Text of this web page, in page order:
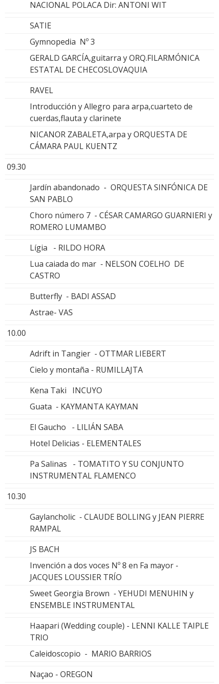
NACIONAL POLACA Dir: ANTONI WIT
SATIE
Gymnopedia Nº 3
GERALD GARCÍA,guitarra y ORQ.FILARMÓNICA
ESTATAL DE CHECOSLOVAQUIA
RAVEL
Introducción y Allegro para arpa,cuarteto de
cuerdas,flauta y clarinete
NICANOR ZABALETA,arpa y ORQUESTA DE
CÁMARA PAUL KUENTZ
09.30
Jardín abandonado - ORQUESTA SINFÓNICA DE
SAN PABLO
Choro número 7 - CÉSAR CAMARGO GUARNIERI y
ROMERO LUMAMBO
Lígia - RILDO HORA
Lua caiada do mar - NELSON COELHO DE
CASTRO
Butterfly - BADI ASSAD
Astrae- VAS
10.00
Adrift in Tangier - OTTMAR LIEBERT
Cielo y montaña - RUMILLAJTA
Kena Taki INCUYO
Guata - KAYMANTA KAYMAN
El Gaucho - LILIÁN SABA
Hotel Delicias - ELEMENTALES
Pa Salinas - TOMATITO Y SU CONJUNTO
INSTRUMENTAL FLAMENCO
10.30
Gaylancholic - CLAUDE BOLLING y JEAN PIERRE
RAMPAL
JS BACH
Invención a dos voces Nº 8 en Fa mayor -
JACQUES LOUSSIER TRÍO
Sweet Georgia Brown - YEHUDI MENUHIN y
ENSEMBLE INSTRUMENTAL
Haapari (Wedding couple) - LENNI KALLE TAIPLE
TRIO
Caleidoscopio - MARIO BARRIOS
Naçao - OREGON